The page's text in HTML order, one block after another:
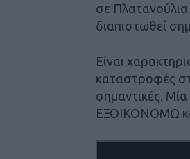
σε Πλατανούλια
διαπιστωθεί
Είναι
καταστροφές
σημαντικές.
ΕΞΟΙΚΟΝΟΜΩ